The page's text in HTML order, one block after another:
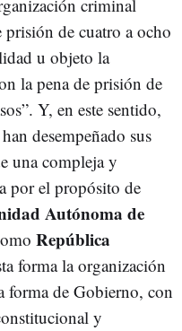
criminal
prisión de cuatro a ocho
u objeto la
la pena de prisión de
Y, en este sentido,
desempeñado sus
una compleja y
por el propósito de
Autónoma de
República
forma la organización
de Gobierno, con
y